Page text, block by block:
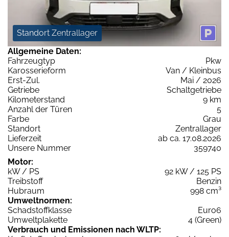
Standort Zentrallager
Allgemeine Daten:
Fahrzeugtyp
Pkw
Karosserieform
Van / Kleinbus
Erst-Zul.
Mai / 2026
Getriebe
Schaltgetriebe
Kilometerstand
9 km
Anzahl der Türen
5
Farbe
Grau
Standort
Zentrallager
Lieferzeit
ab ca. 17.08.2026
Unsere Nummer
359740
Motor:
kW / PS
92 kW / 125 PS
Treibstoff
Benzin
Hubraum
998 cm³
Umweltnormen:
Schadstoffklasse
Euro6
Umweltplakette
4 (Green)
Verbrauch und Emissionen nach WLTP: